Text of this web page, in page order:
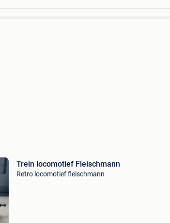
Trein locomotief Fleischmann
Retro locomotief fleischmann